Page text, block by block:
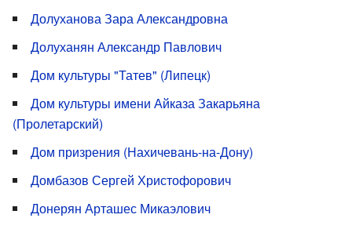
Долуханова Зара Александровна
Долуханян Александр Павлович
Дом культуры "Татев" (Липецк)
Дом культуры имени Айказа Закарьяна
(Пролетарский)
Дом призрения (Нахичевань-на-Дону)
Домбазов Сергей Христофорович
Донерян Арташес Микаэлович